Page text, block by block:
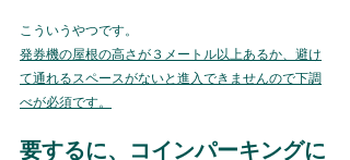
こういうやつです。
発券機の屋根の高さが３メートル以上あるか、避け
て通れるスペースがないと進入できませんので下調
べが必須です。
要するに、コインパーキングに